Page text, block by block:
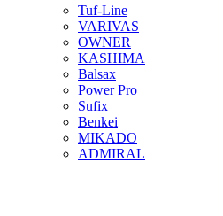
Tuf-Line
VARIVAS
OWNER
KASHIMA
Balsax
Power Pro
Sufix
Benkei
MIKADO
ADMIRAL